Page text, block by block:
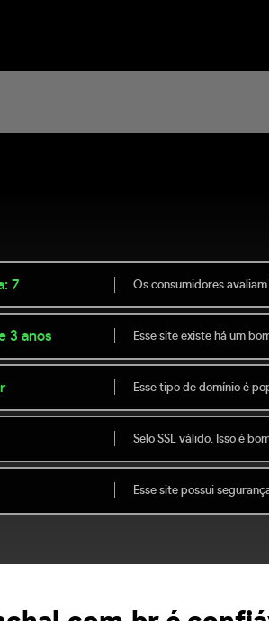
7 Os consumidores
3 anos Esse site existe há um
Esse tipo de domínio é
Selo SSL válido. Isso é
Esse site possui